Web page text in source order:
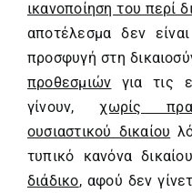
ικανοποίηση του περί
αποτέλεσμα δεν
προσφυγή στη
προθεσμιών για τις
γίνουν,χωρίς
ουσιαστικού δικαίου
τυπικό κανόνα
διάδικο, αφού δεν